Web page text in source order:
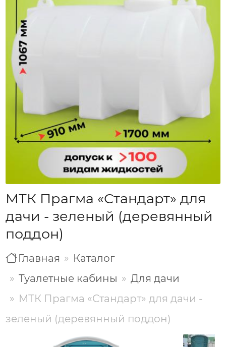
МТК Прагма «Стандарт» для
дачи - зеленый (деревянный
поддон)
Главная
Каталог
Туалетные кабины
Для дачи
МТК Прагма «Стандарт» для дачи -
зеленый (деревянный поддон)